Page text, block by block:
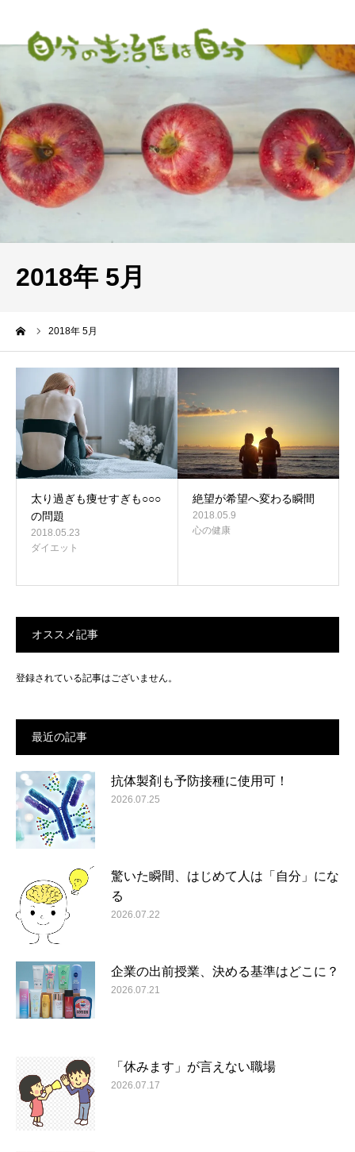
2018年 5月
2018年 5月
太り過ぎも痩せすぎも○○○
の問題
2018.05.23
ダイエット
絶望が希望へ変わる瞬間
2018.05.9
心の健康
オススメ記事
登録されている記事はございません。
最近の記事
抗体製剤も予防接種に使用可！
2026.07.25
驚いた瞬間、はじめて人は「自分」にな
る
2026.07.22
企業の出前授業、決める基準はどこに？
2026.07.21
「休みます」が言えない職場
2026.07.17